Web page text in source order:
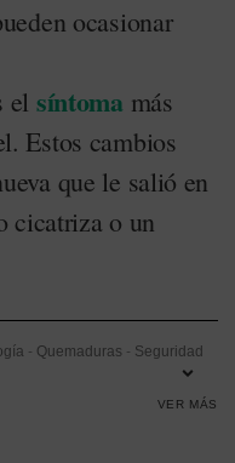
ocasionar
el síntomamás
Estos cambios
que le salió en
cicatriza o un
- Quemaduras - Seguridad
VER MÁS